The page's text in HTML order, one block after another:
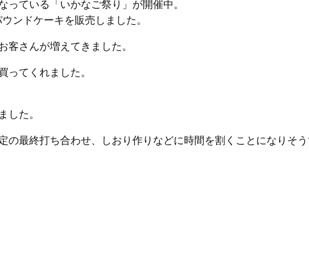
ている「いかなご祭り」が開催中。
ンドケーキを販売しました。
客さんが増えてきました。
ってくれました。
した。
の最終打ち合わせ、しおり作りなどに時間を割くことになりそ